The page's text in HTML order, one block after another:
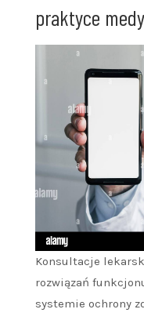
praktyce
Konsultacje
rozwiązań
systemie ochrony